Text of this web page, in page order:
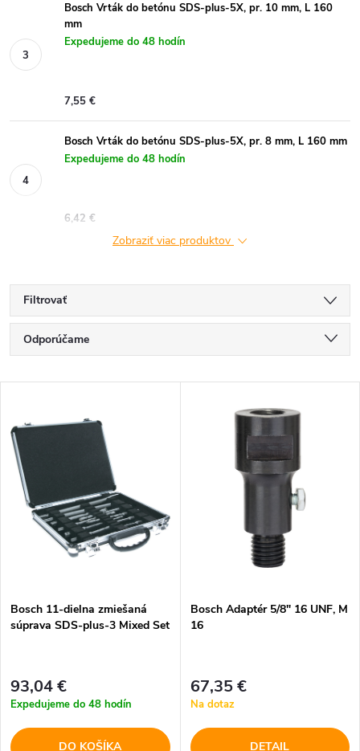
Bosch Vrták do betónu SDS-plus-5X, pr. 10 mm, L 160
mm
Expedujeme do 48 hodín
7,55 €
Bosch Vrták do betónu SDS-plus-5X, pr. 8 mm, L 160 mm
Expedujeme do 48 hodín
6,42 €
Zobraziť viac produktov
Filtrovať
R
a
d
e
n
p
o
Odporúčame
Najpredávanejšie
ý
p
p
r
o
d
Bosch 11-dielna zmiešaná
súprava SDS-plus-3 Mixed Set
93,04 €
Expedujeme do 48 hodín
DO KOŠÍKA
Bosch Adaptér 5/8" 16 UNF, M
16
67,35 €
Na dotaz
DETAIL